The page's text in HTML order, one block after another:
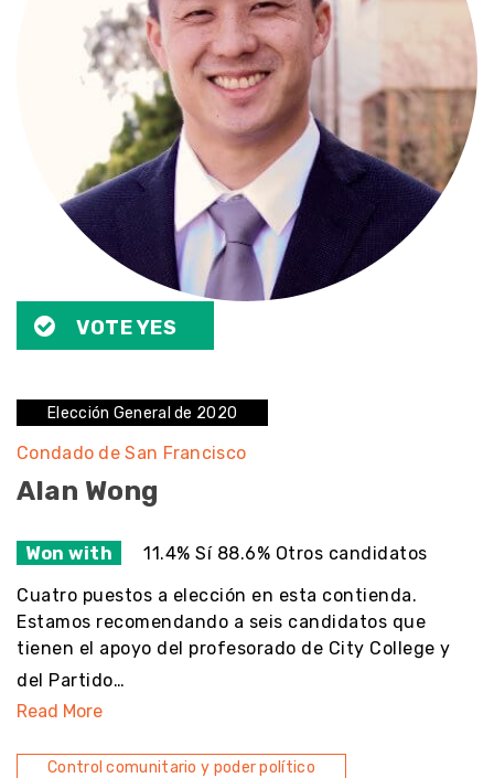
VOTE YES
Elección General de 2020
Condado de San Francisco
Alan Wong
Won with 11.4% Sí 88.6% Otros candidatos
Cuatro puestos a elección en esta contienda.
Estamos recomendando a seis candidatos que
tienen el apoyo del profesorado de City College y
del Partido…
Read More
Control comunitario y poder político